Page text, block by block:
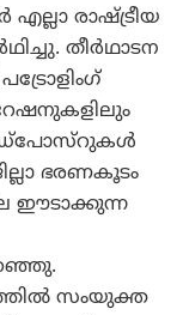
രാഷ്ട്രീയ
തീര്‍ഥാടന
ഭരണകൂടം
ഈടാക്കുന്ന
സംയുക്ത